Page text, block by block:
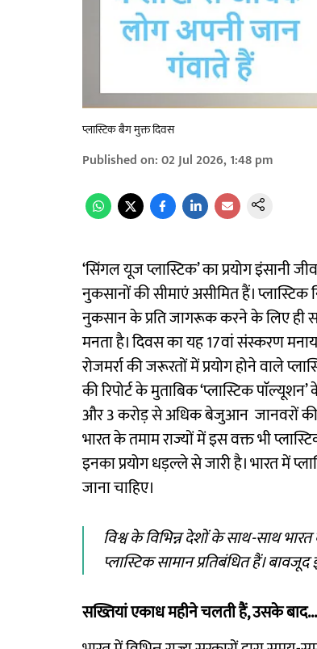
प्लास्टिक बैग मुक्त दिवस
Published on:02 Jul 2026, 1:48 pm
‘सिंगल यूज प्लास्टिक’ का प्रयोग इंसानी
नुकसानों की सीमाएं असीमित हैं।
नुकसान के प्रति जागरूक करने के लिए ही
मनता है। दिवस का यह 17वां संस्करण
रोजमर्रा की जरूरतों में प्रयोग होने वाले
की रिपोर्ट के मुताबिक ‘प्लास्टिक
और 3 करोड़ से अधिक बेजुआन जानवरों की
भारत के तमाम राज्यों में इस वक्त भी
इनका प्रयोग धड़ल्ले से जारी है। भारत में
जाना चाहिए।
विश्व के विभिन्न देशों के साथ-साथ
प्लास्टिक सामान प्रतिबंधित हैं।
सख्तियां एकाध महीने चलती हैं, उसके बाद...